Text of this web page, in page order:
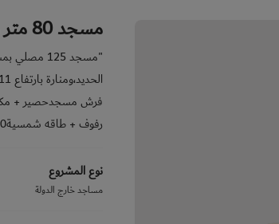
مسجد 80 متر مربع
رفوف + طاقه شمسية250واط+بطارية100 أمبير" (تقام فيه صلاة الجمعة)
نوع المشروع
مساجد خارج الدولة